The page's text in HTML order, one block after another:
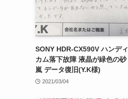
SONY HDR-CX590V ハンディ
カム落下故障 液晶が緑色の砂
嵐 データ復旧(Y.K様)
2021/03/04